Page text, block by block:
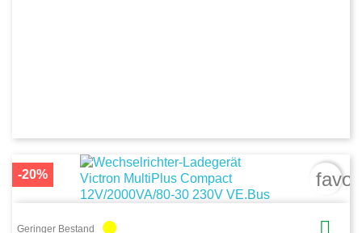
Geringer Bestand circle 
-20%